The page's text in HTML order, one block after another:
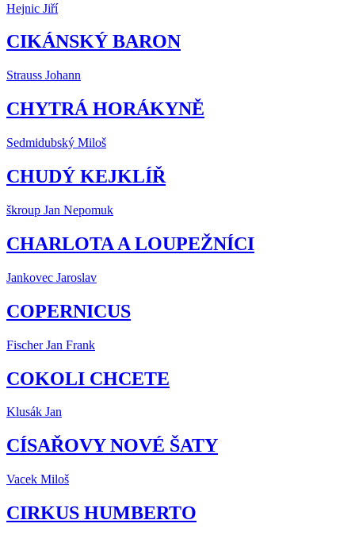
Hejnic Jiří
CIKÁNSKÝ BARON
Strauss Johann
CHYTRÁ HORÁKYNĚ
Sedmidubský Miloš
CHUDÝ KEJKLÍŘ
škroup Jan Nepomuk
CHARLOTA A LOUPEŽNÍCI
Jankovec Jaroslav
COPERNICUS
Fischer Jan Frank
COKOLI CHCETE
Klusák Jan
CÍSAŘOVY NOVÉ ŠATY
Vacek Miloš
CIRKUS HUMBERTO